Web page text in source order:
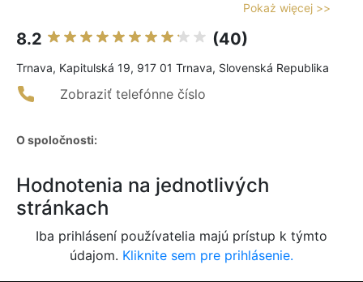
Pokaż więcej >>
8.2 (40)
Trnava, Kapitulská 19, 917 01 Trnava, Slovenská Republika
Zobraziť telefónne číslo
O spoločnosti:
Hodnotenia na jednotlivých
stránkach
Iba prihlásení používatelia majú prístup k týmto
údajom. Kliknite sem pre prihlásenie.